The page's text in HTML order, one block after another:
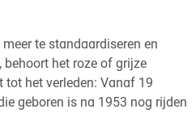
te standaardiseren en
behoort het roze of grijze
tot het verleden: Vanaf 19
geboren is na 1953 nog rijden